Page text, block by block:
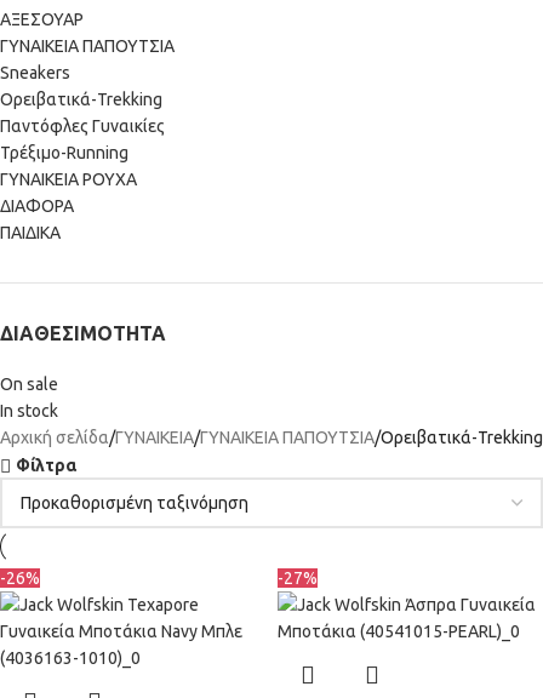
ΑΞΕΣΟΥΑΡ
ΓΥΝΑΙΚΕΙΑ ΠΑΠΟΥΤΣΙΑ
Sneakers
Ορειβατικά-Trekking
Παντόφλες Γυναικίες
Τρέξιμο-Running
ΓΥΝΑΙΚΕΙΑ ΡΟΥΧΑ
ΔΙΑΦΟΡΑ
ΠΑΙΔΙΚΑ
ΔΙΑΘΕΣΙΜΌΤΗΤΑ
On sale
In stock
Αρχική σελίδα ΓΥΝΑΙΚΕΙΑ ΓΥΝΑΙΚΕΙΑ ΠΑΠΟΥΤΣΙΑ Ορειβατικά-Trekking
Φίλτρα
-26% -27%